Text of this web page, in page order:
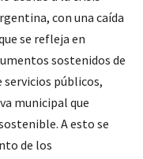
con una caída
se refleja en
sostenidos de
servicios públicos,
municipal que
A esto se
de los